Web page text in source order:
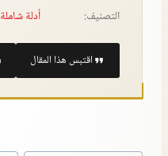
التصنيف:
أدلة شاملة
اقتبس هذا المقال